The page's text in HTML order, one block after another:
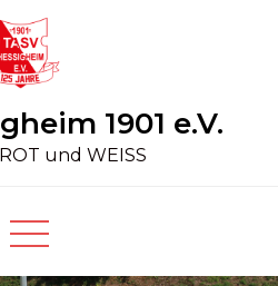
1901 e.V.
und WEISS